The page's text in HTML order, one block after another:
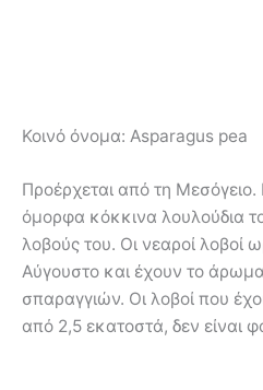
Κοινό όνομα: Asparagus pea
Προέρχεται από τη Μεσόγειο.
όμορφα κόκκινα λουλούδια
λοβούς του. Οι νεαροί λοβοί
Αύγουστο και έχουν το
σπαραγγιών. Οι λοβοί που
από 2,5 εκατοστά, δεν είναι